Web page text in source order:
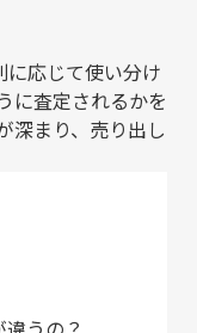
応じて使い分け
に査定されるかを
深まり、売り出し